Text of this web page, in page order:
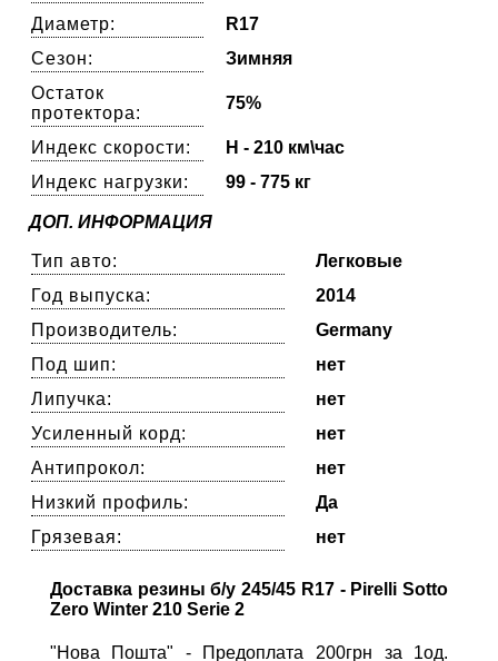
Диаметр:
R17
Сезон:
Зимняя
Остаток
протектора:
75%
Индекс скорости:
H - 210 км\час
Индекс нагрузки:
99 - 775 кг
ДОП. ИНФОРМАЦИЯ
Тип авто:
Легковые
Год выпуска:
2014
Производитель:
Germany
Под шип:
нет
Липучка:
нет
Усиленный корд:
нет
Антипрокол:
нет
Низкий профиль:
Да
Грязевая:
нет
Доставка резины б/у 245/45 R17 - Pirelli Sotto
Zero Winter 210 Serie 2
"Нова Пошта" - Предоплата 200грн за 1од.